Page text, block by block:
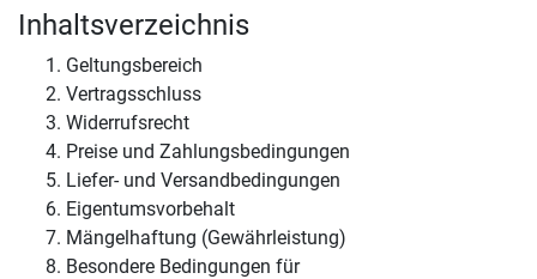
Inhaltsverzeichnis
Geltungsbereich
Vertragsschluss
Widerrufsrecht
Preise und Zahlungsbedingungen
Liefer- und Versandbedingungen
Eigentumsvorbehalt
Mängelhaftung (Gewährleistung)
Besondere Bedingungen für